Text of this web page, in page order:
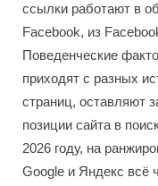
ссылки работают в
Facebook, из
Поведенческие
приходят с разных
страниц, оставляют
позиции сайта в
2026 году, на
Google и Яндекс всё